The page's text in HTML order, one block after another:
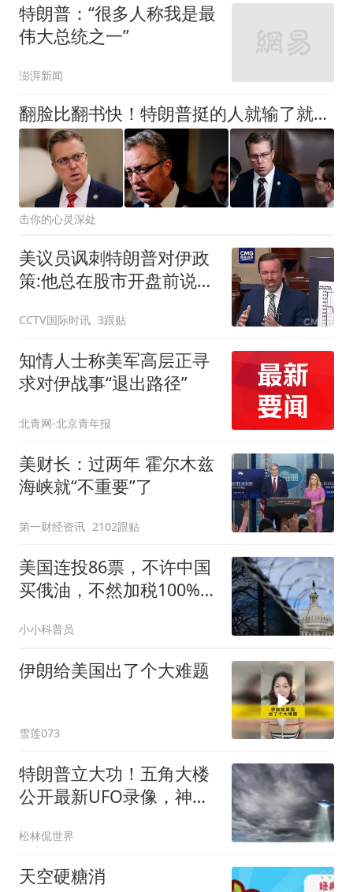
特朗普：“很多人称我是最
伟大总统之一”
澎湃新闻
翻脸比翻书快！特朗普挺的人就输了就抛弃老部下，改支持赢家
击你的心灵深处
美议员讽刺特朗普对伊政
策:他总在股市开盘前说不
CCTV国际时讯 3跟贴
知情人士称美军高层正寻
求对伊战事“退出路径”
北青网-北京青年报
美财长：过两年 霍尔木兹
海峡就“不重要”了
第一财经资讯 2102跟贴
美国连投86票，不许中国
买俄油，不然加税100%，
小小科普员
伊朗给美国出了个大难题
雪莲073
特朗普立大功！五角大楼
公开最新UFO录像，神秘
松林侃世界
天空硬糖消